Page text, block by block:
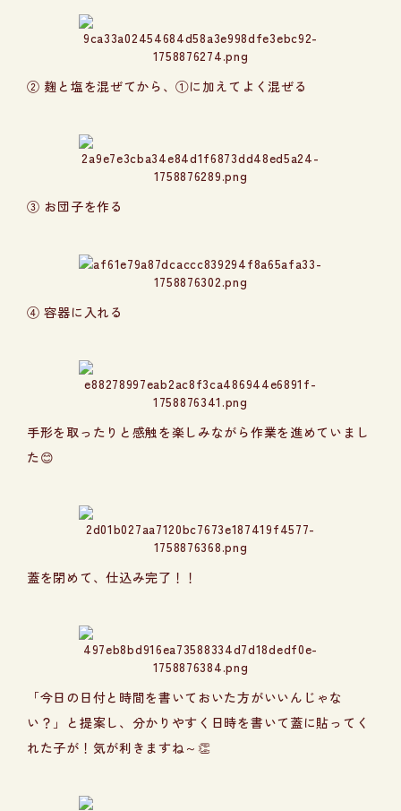
② 麹と塩を混ぜてから、①に加えてよく混ぜる
③ お団子を作る
④ 容器に入れる
手形を取ったりと感触を楽しみながら作業を進めていまし
た😊
蓋を閉めて、仕込み完了！！
「今日の日付と時間を書いておいた方がいいんじゃな
い？」と提案し、分かりやすく日時を書いて蓋に貼ってく
れた子が！気が利きますね～👏